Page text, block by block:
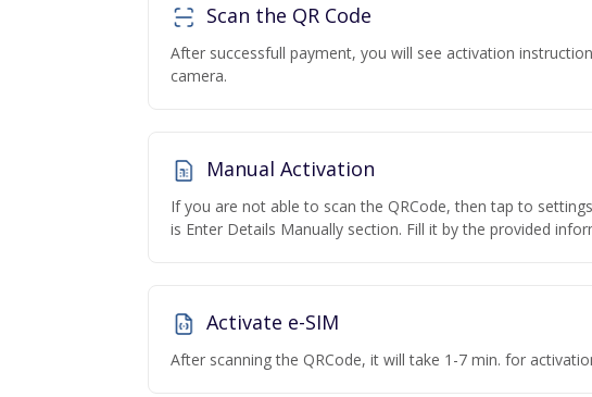
Scan the QR Code
After successfull payment, you will see activation
camera.
Manual Activation
If you are not able to scan the QRCode, then tap to
is Enter Details Manually section. Fill it by the provided
Activate e-SIM
After scanning the QRCode, it will take 1-7 min. for